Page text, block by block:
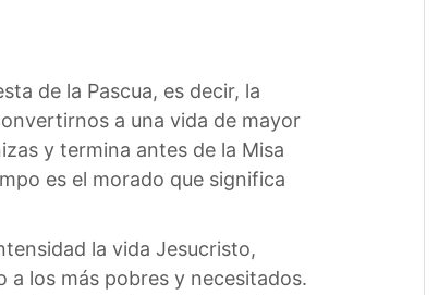
de la Pascua, es decir, la
a una vida de mayor
y termina antes de la Misa
es el morado que significa
la vida Jesucristo,
los más pobres y necesitados.